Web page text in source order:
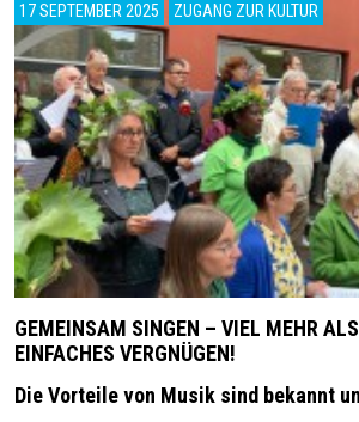
17 SEPTEMBER 2025 ZUGANG ZUR KULTUR
GEMEINSAM SINGEN – VIEL MEHR
EINFACHES VERGNÜGEN!
Die Vorteile von Musik sind bekannt